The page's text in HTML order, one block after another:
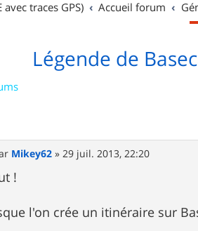
avec traces GPS)
Accueil forum
Légende de
Mikey62 »29 juil. 2013, 22:20
!
l'on crée un itinéraire sur